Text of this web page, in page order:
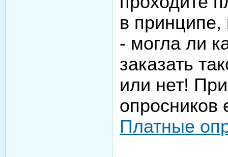
в принципе,
- могла ли
заказать
или нет!
опросников
Платные